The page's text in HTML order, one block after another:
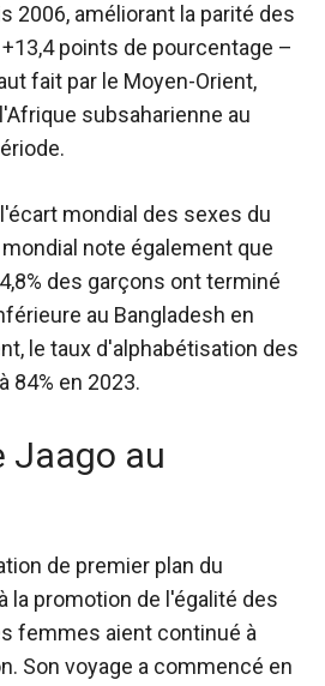
2006, améliorant la parité des
points de pourcentage –
fait par le Moyen-Orient,
subsaharienne au
mondial des sexes du
note également que
des garçons ont terminé
au Bangladesh en
le taux d'alphabétisation des
84% en 2023.
Jaago au
de premier plan du
la promotion de l'égalité des
femmes aient continué à
Son voyage a commencé en